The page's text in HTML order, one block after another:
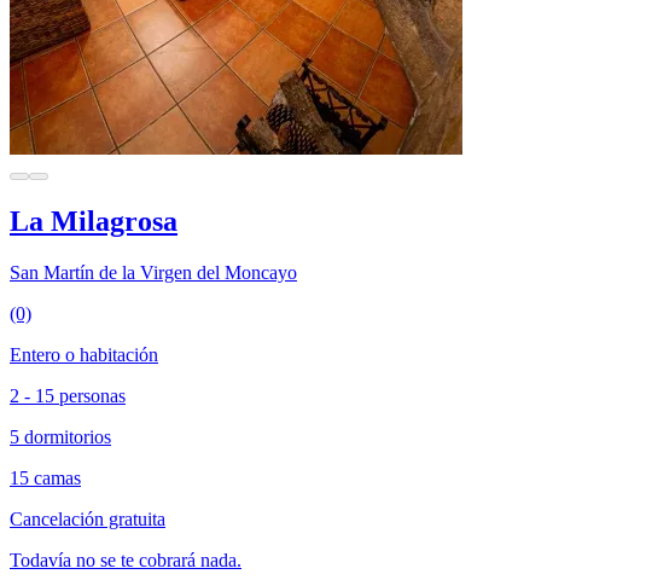
La Milagrosa
San Martín de la Virgen del Moncayo
(0)
Entero o habitación
2 - 15 personas
5 dormitorios
15 camas
Cancelación gratuita
Todavía no se te cobrará nada.